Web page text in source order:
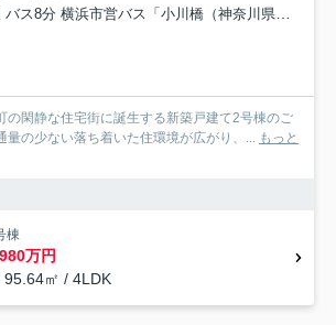
8分 横浜市営バス「小川橋（神奈川県）」 停歩4分
の閑静な住宅街に誕生する新築戸建て2号棟のご
量の少ない落ち着いた住環境が広がり、... もっと
棟
万円
95.64㎡ / 4LDK